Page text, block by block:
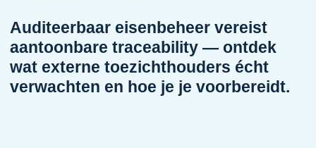
Auditeerbaar eisenbeheer vereist
aantoonbare traceability — ontdek
wat externe toezichthouders écht
verwachten en hoe je je voorbereidt.